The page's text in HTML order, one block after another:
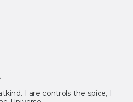
I are controls the spice, I